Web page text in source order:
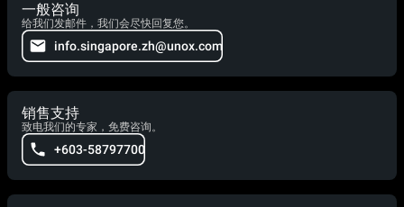
一般咨询
给我们发邮件，我们会尽快回复您。
info.singapore.zh@unox.com
销售支持
致电我们的专家，免费咨询。
+603-58797700